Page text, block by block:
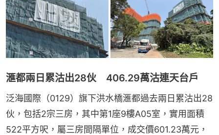
滙都兩日累沽出28伙 406.29萬沽連天台戶
泛海國際（0129）旗下洪水橋滙都過去兩日累沽出28
伙，包括2宗三房，其中第1座9樓A05室，實用面積
522平方呎，屬三房間隔單位，成交價601.23萬元，